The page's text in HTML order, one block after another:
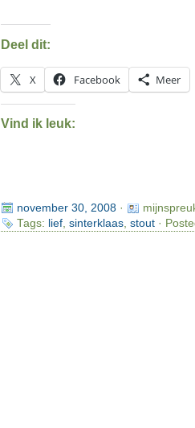
Deel dit:
X Facebook Meer
Vind ik leuk:
november 30, 2008·
Tags: lief, sinterklaas, stout·